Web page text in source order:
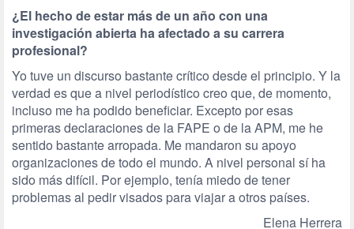
¿El hecho de estar más de un año con una
investigación abierta ha afectado a su carrera
profesional?
Yo tuve un discurso bastante crítico desde el principio. Y la
verdad es que a nivel periodístico creo que, de momento,
incluso me ha podido beneficiar. Excepto por esas
primeras declaraciones de la FAPE o de la APM, me he
sentido bastante arropada. Me mandaron su apoyo
organizaciones de todo el mundo. A nivel personal sí ha
sido más difícil. Por ejemplo, tenía miedo de tener
problemas al pedir visados para viajar a otros países.
Elena Herrera